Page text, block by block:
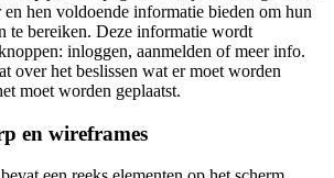
hen voldoende informatie bieden om hun
te bereiken. Deze informatie wordt
inloggen, aanmelden of meer info.
over het beslissen wat er moet worden
moet worden geplaatst.
en wireframes